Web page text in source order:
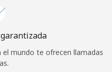
mundo te ofrecen llamadas